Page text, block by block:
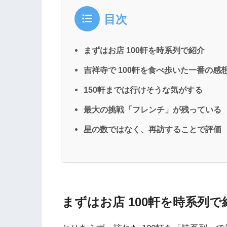
目次
まずはお店 100軒を時系列で紹介
吉祥寺で 100軒を食べ歩いた一番の感
150軒までは行けそうな気がする
最大の挑戦「フレンチ」が残っている
星の数ではなく、再訪することで評価
まずはお店 100軒を時系列で